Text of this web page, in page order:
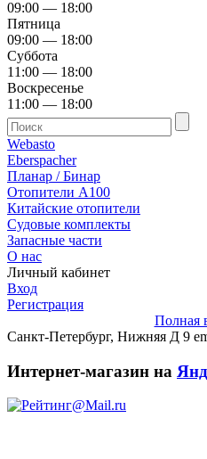
09:00 — 18:00
Пятница
09:00 — 18:00
Суббота
11:00 — 18:00
Воскресенье
11:00 — 18:00
Webasto
Eberspacher
Планар / Бинар
Отопители А100
Китайские отопители
Судовые комплекты
Запасные части
О нас
Личный кабинет
Вход
Регистрация
Полная
Санкт-Петербург, Нижняя Д 9
Интернет-магазин на